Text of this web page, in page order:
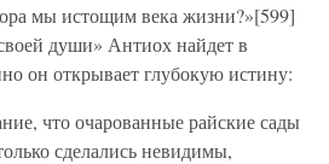
мы истощим века жизни?»[599]
души» Антиох найдет в
он открывает глубокую истину:
что очарованные райские сады
сделались невидимы,